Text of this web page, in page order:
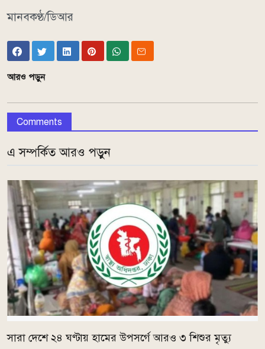
মানবকণ্ঠ/ডিআর
আরও পড়ুন
Comments
এ সম্পর্কিত আরও পড়ুন
সারা দেশে ২৪ ঘণ্টায় হামের উপসর্গে আরও ৩ শিশুর মৃত্যু